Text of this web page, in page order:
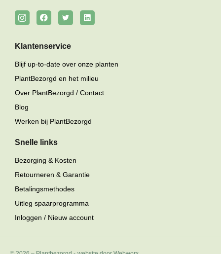
Klantenservice
Blijf up-to-date over onze planten
PlantBezorgd en het milieu
Over PlantBezorgd / Contact
Blog
Werken bij PlantBezorgd
Snelle links
Bezorging & Kosten
Retourneren & Garantie
Betalingsmethodes
Uitleg spaarprogramma
Inloggen / Nieuw account